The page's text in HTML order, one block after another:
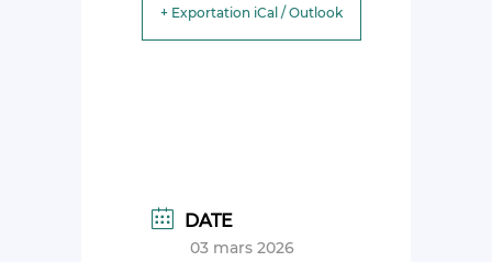
+ Exportation iCal / Outlook
DATE
03 mars 2026